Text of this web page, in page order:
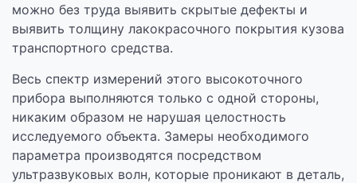
можно без труда выявить скрытые дефекты и
выявить толщину лакокрасочного покрытия кузова
транспортного средства.
Весь спектр измерений этого высокоточного
прибора выполняются только с одной стороны,
никаким образом не нарушая целостность
исследуемого объекта. Замеры необходимого
параметра производятся посредством
ультразвуковых волн, которые проникают в деталь,